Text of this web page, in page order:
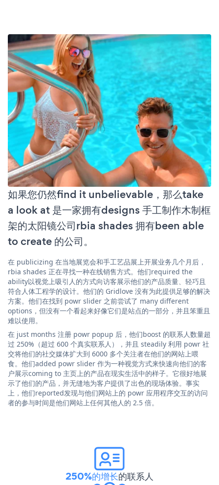
如果您仍然find it unbelievable，那么take
a look at 是一家拥有designs 手工制作木制框
架的太阳镜公司rbia shades 拥有been able
to create 的公司。
在 publicizing 在当地展览会和手工艺品展上开展业务几个月后，
rbia shades 正在寻找一种在线销售方式。他们required the
ability以视觉上吸引人的方式向访客展示他们的产品质量、轻巧且
符合人体工程学的设计。他们的 Gridlove 没有为此提供足够的解决
方案。他们在找到 powr slider 之前尝试了 many different
options，但没有一个看起来好像它们是站点的一部分，并且笨重且
难以使用。
在 just months 注册 powr popup 后，他们boost 的联系人数量超
过 250%（超过 600 个真实联系人），并且 steadily 利用 powr 社
交将他们的社交媒体扩大到 6000 多个关注者在他们的网站上喂
食。他们added powr slider 作为一种视觉方式来快速向他们的客
户展示coming to 主页上的产品在现实生活中的样子。它很好地展
示了他们的产品，并无缝地为客户提供了出色的现场体验。事实
上，他们reported发现与他们网站上的 powr 应用程序交互的访问
者的参与时间是他们网站上任何其他人的 2.5 倍。
250%的增长的联系人